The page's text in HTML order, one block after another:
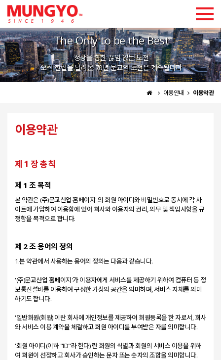
로그인 회원가입
CHINESE ENGLISH KOREAN
The Only to be the Best
정상을 향한 끊임 없는 도전
오직 한길을 달려온 70년 문교의 도전은 계속됩니다
이용안내 이용약관
이용약관
제 1 장 총칙
제 1 조 목적
본 약관은 (주)문교산업 홈페이지' 의 회원 아이디와 비밀번호로 동시에 각 사
이트에 가입하여 이용함에 있어 회사와 이용자의 권리, 의무 및 책임사항을 규
제 2 조 용어의 정의
1.본 약관에서 사용하는 용어의 정의는 다음과 같습니다.
'(주)문교산업 홈페이지'가 이용자에게 서비스를 제공하기 위하여 컴퓨터 등 정
보통신설비를 이용하여 구성한 가상의 공간을 의미하며, 서비스 자체를 의미
하기도 합니다.
'일반회원(회원)'이란 회사에 개인정보를 제공하여 회원등록을 한 자로서, 회사
와 서비스 이용 계약을 체결하고 회원 아이디를 부여받은 자를 의미합니다.
'회원 아이디(이하 "ID"라 한다)'란 회원의 식별과 회원의 서비스 이용을 위하
여 회원이 선정하고 회사가 승인하는 문자 또는 숫자의 조합을 의미합니다.